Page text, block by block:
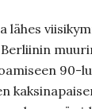
lähes
90-